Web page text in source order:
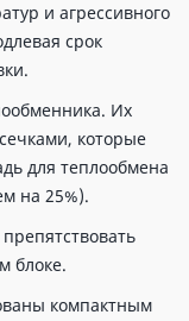
и агрессивного
срок
Их
которые
для теплообмена
на 25%).
блоке.
компактным